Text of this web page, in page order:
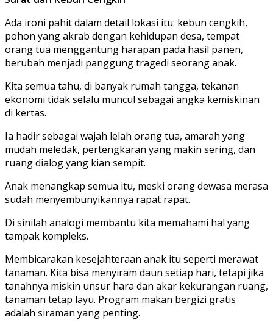
Ada ironi pahit dalam detail lokasi itu: kebun cengkih,
pohon yang akrab dengan kehidupan desa, tempat
orang tua menggantung harapan pada hasil panen,
berubah menjadi panggung tragedi seorang anak.
Kita semua tahu, di banyak rumah tangga, tekanan
ekonomi tidak selalu muncul sebagai angka kemiskinan
di kertas.
Ia hadir sebagai wajah lelah orang tua, amarah yang
mudah meledak, pertengkaran yang makin sering, dan
ruang dialog yang kian sempit.
Anak menangkap semua itu, meski orang dewasa merasa
sudah menyembunyikannya rapat rapat.
Di sinilah analogi membantu kita memahami hal yang
tampak kompleks.
Membicarakan kesejahteraan anak itu seperti merawat
tanaman. Kita bisa menyiram daun setiap hari, tetapi jika
tanahnya miskin unsur hara dan akar kekurangan ruang,
tanaman tetap layu. Program makan bergizi gratis
adalah siraman yang penting.